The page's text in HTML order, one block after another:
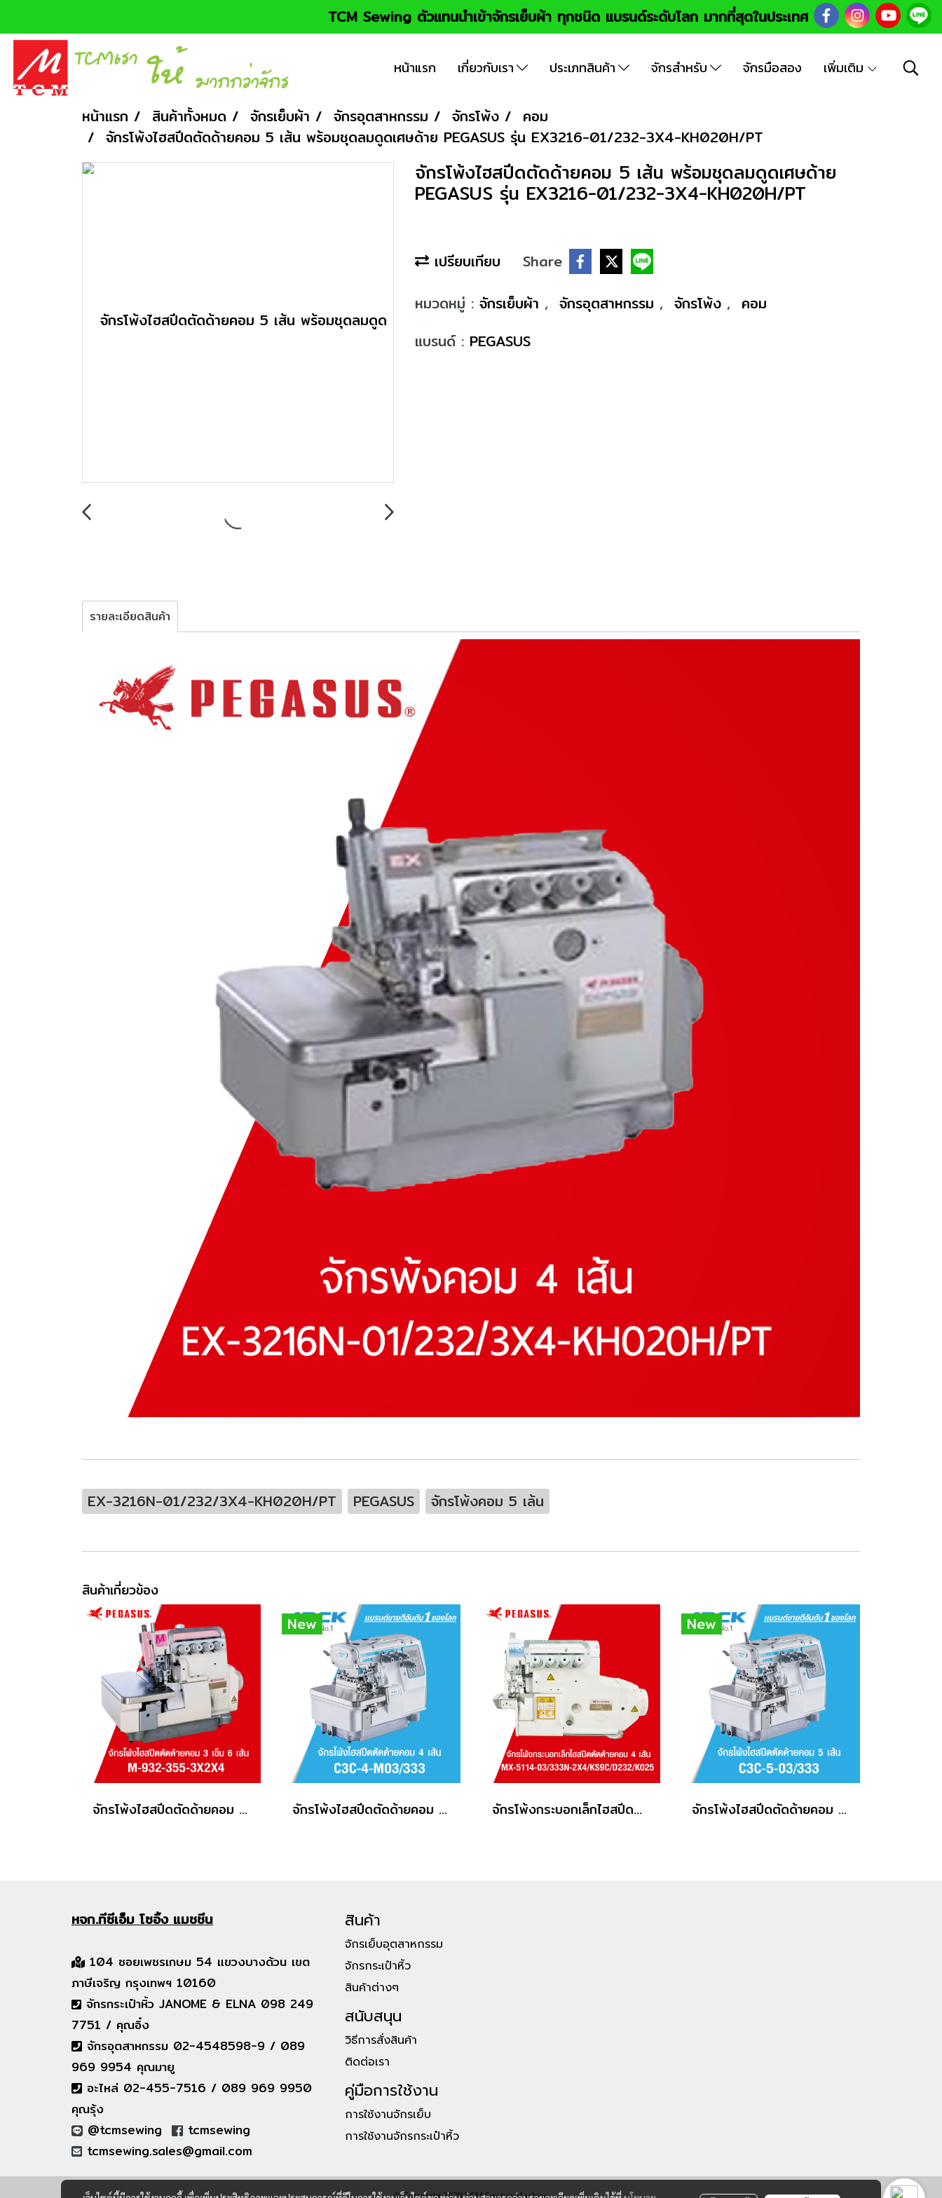
TCM Sewing ตัวแทนนำเข้าจักรเย็บผ้า ทุกชนิด แบรนด์ระดับโลก มากที่สุดในประเทศ
หน้าแรก เกี่ยวกับเรา ประเภทสินค้า จักรสำหรับ จักรมือสอง เพิ่มเติม
หน้าแรก สินค้าทั้งหมด จักรเย็บผ้า จักรอุตสาหกรรม จักรโพ้ง
คอม
จักรโพ้งไฮสปีดตัดด้ายคอม 5 เส้น พร้อมชุดลมดูดเศษด้าย PEGASUS รุ่น EX3216-01/232-3X4-KH020H/PT
จักรโพ้งไฮสปีดตัดด้ายคอม 5 เส้น พร้อมชุดลมดูดเศษด้าย
PEGASUS รุ่น EX3216-01/232-3X4-KH020H/PT
เปรียบเทียบ
Share
หมวดหมู่ : จักรเย็บผ้า , จักรอุตสาหกรรม , จักรโพ้ง , คอม
แบรนด์ : PEGASUS
รายละเอียดสินค้า
EX-3216N-01/232/3X4-KH020H/PT PEGASUS จักรโพ้งคอม 5 เล้น
สินค้าเกี่ยวข้อง
จักรโพ้งไฮสปีดตัดด้ายคอม 3 เข็ม 6 เส้น PEGASUS รุ่น M932-355-3X2X4
New
จักรโพ้งไฮสปีดตัดด้ายคอม 4 เส้น JACK รุ่น C3C-4-M03/333 จักรโพ้งกระบอกเล็กไฮสปีดตัดด้ายคอม 4 เส้น PEGASUS รุ่น MX-5114-03/333N-2X4/KS9C/D232/K025
New
จักรโพ้งไฮสปีดตัดด้ายคอม 5 เส้น JACK รุ่น C3C-5-03/333
หจก.ทีซีเอ็ม โซอิ้ง แมชชีน
104 ซอยเพชรเกษม 54 แขวงบางด้วน เขต
ภาษีเจริญ กรุงเทพฯ 10160
จักรกระเป๋าหิ้ว JANOME & ELNA 098 249
7751 / คุณอิ๋ง
จักรอุตสาหกรรม 02-4548598-9 / 089
969 9954 คุณมายู
อะไหล่ 02-455-7516 / 089 969 9950
คุณรุ้ง
@tcmsewing
tcmsewing
tcmsewing.sales@gmail.com
สินค้า
จักรเย็บอุตสาหกรรม
จักรกระเป๋าหิ้ว
สินค้าต่างๆ
สนับสนุน
วิธีการสั่งสินค้า
ติดต่อเรา
คู่มือการใช้งาน
การใช้งานจักรเย็บ
การใช้งานจักรกระเป๋าหิ้ว
© Copyright 2020 TCM Sewing Machine